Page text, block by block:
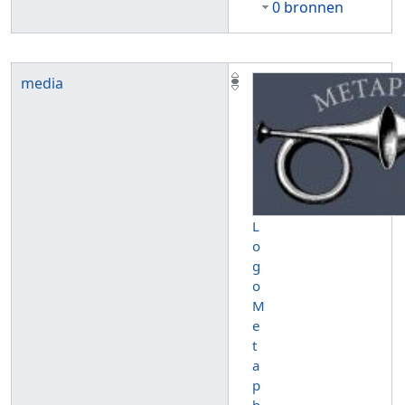
0 bronnen
media
L
o
g
o
M
e
t
a
p